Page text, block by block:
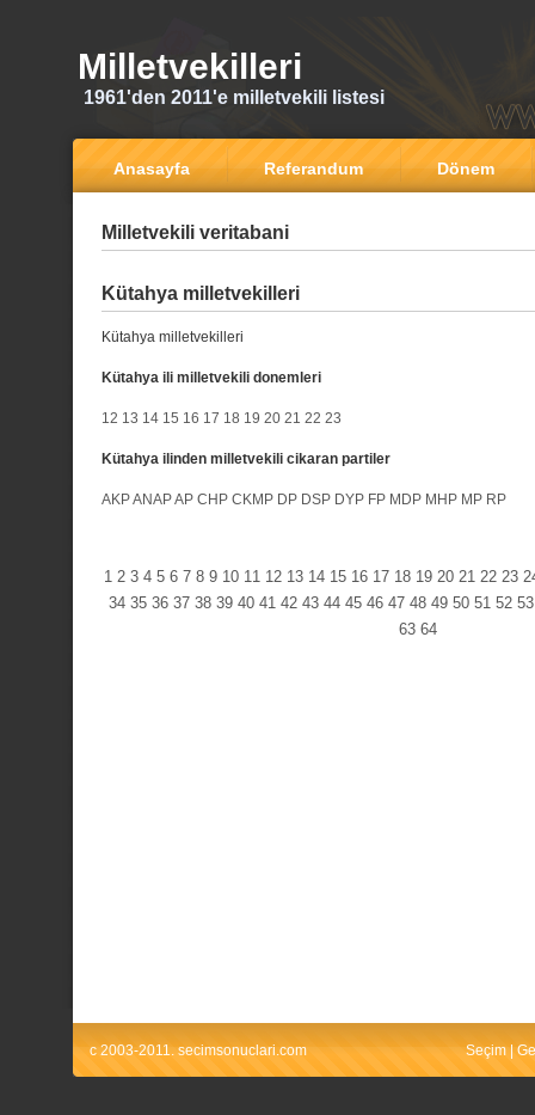
Milletvekilleri
1961'den 2011'e milletvekili listesi
Anasayfa Referandum Dönem
Milletvekili veritabani
Kütahya milletvekilleri
Kütahya milletvekilleri
Kütahya ili milletvekili donemleri
12 13 14 15 16 17 18 19 20 21 22 23
Kütahya ilinden milletvekili cikaran partiler
AKPANAPAP CHP CKMP DP DSP DYP FP MDP MHP MP RP
1 2 3 4 5 6 7 8 9 10 11 12 13 14 15 16 17 18 19 20 21 22 23
34 35 36 37 38 39 40 41 42 43 44 45 46 47 48 49 50 51 52 53
63 64
c 2003-2011. secimsonuclari.com Seçim